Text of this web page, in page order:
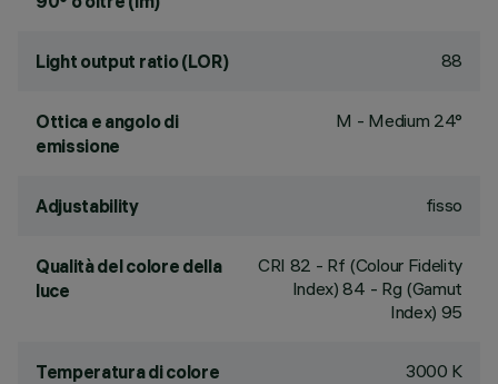
Light output ratio (LOR) 88
Ottica e angolo di
emissione
M - Medium 24°
Adjustability fisso
Qualità del colore della
luce
CRI 82 - Rf (Colour Fidelity
Index) 84 - Rg (Gamut
Index) 95
Temperatura di colore 3000 K